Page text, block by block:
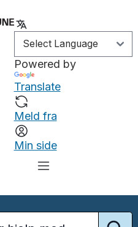
Powered by
Translate
Meld fra
Min side